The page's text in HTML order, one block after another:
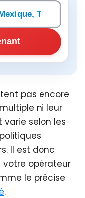
pas encore
multiple ni leur
varie selon les
Il est donc
votre opérateur
le précise
.